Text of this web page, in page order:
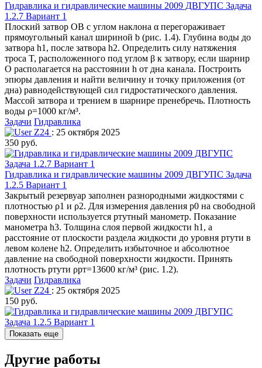
Гидравлика и гидравлические машины 2009 ДВГУПС Задача
1.2.7 Вариант 1
Плоский затвор ОВ с углом наклона α перегораживает
прямоугольный канал шириной b (рис. 1.4). Глубина воды до
затвора h1, после затвора h2. Определить силу натяжения
троса T, расположенного под углом β к затвору, если шарнир
O располагается на расстоянии h от дна канала. Построить
эпюры давления и найти величину и точку приложения (от
дна) равнодействующей сил гидростатического давления.
Массой затвора и трением в шарнире пренебречь. Плотность
воды ρ=1000 кг/м³.
Задачи Гидравлика
Z24 : 25 октября 2025
350 руб.
Гидравлика и гидравлические машины 2009 ДВГУПС Задача
1.2.5 Вариант 1
Закрытый резервуар заполнен разнородными жидкостями с
плотностью ρ1 и ρ2. Для измерения давления р0 на свободной
поверхности используется ртутный манометр. Показание
манометра h3. Толщина слоя первой жидкости h1, а
расстояние от плоскости раздела жидкости до уровня ртути в
левом колене h2. Определить избыточное и абсолютное
давление на свободной поверхности жидкости. Принять
плотность ртути ρрт=13600 кг/м³ (рис. 1.2).
Задачи Гидравлика
Z24 : 25 октября 2025
150 руб.
Показать еще
Другие работы